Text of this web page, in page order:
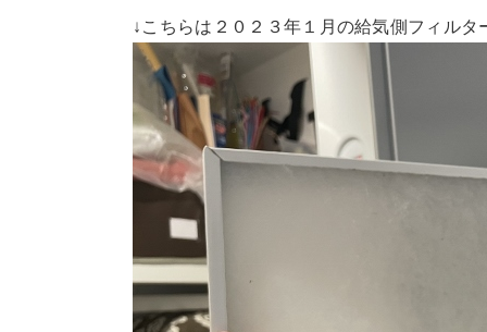
↓こちらは２０２３年１月の給気側フィルタ